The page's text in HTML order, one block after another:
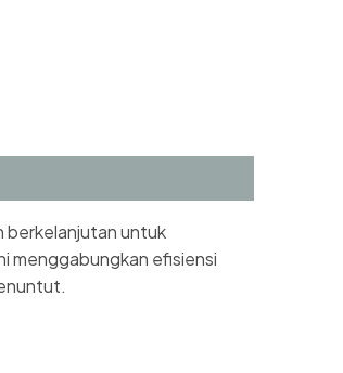
berkelanjutan untuk
menggabungkan efisiensi